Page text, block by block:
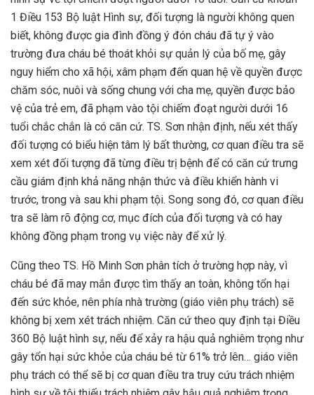
1 Điều 153 Bộ luật Hình sự, đối tượng là người không quen
biết, không được gia đình đồng ý đón cháu đã tự ý vào
trường đưa cháu bé thoát khỏi sự quản lý của bố mẹ, gây
nguy hiểm cho xã hội, xâm phạm đến quan hệ về quyền được
chăm sóc, nuôi và sống chung với cha mẹ, quyền được bảo
vệ của trẻ em, đã phạm vào tội chiếm đoạt người dưới 16
tuổi chắc chắn là có căn cứ. TS. Sơn nhận định, nếu xét thấy
đối tượng có biểu hiện tâm lý bất thường, cơ quan điều tra sẽ
xem xét đối tượng đã từng điều trị bệnh để có căn cứ trưng
cầu giám định khả năng nhận thức và điều khiển hành vi
trước, trong và sau khi phạm tội. Song song đó, cơ quan điều
tra sẽ làm rõ động cơ, mục đích của đối tượng và có hay
không đồng phạm trong vụ việc này để xử lý.
Cũng theo TS. Hồ Minh Sơn phân tích ở trường hợp này, vì
cháu bé đã may mắn được tìm thấy an toàn, không tổn hại
đến sức khỏe, nên phía nhà trường (giáo viên phụ trách) sẽ
không bị xem xét trách nhiệm. Căn cứ theo quy định tại Điều
360 Bộ luật hình sự, nếu để xảy ra hậu quả nghiêm trọng như
gây tổn hại sức khỏe của cháu bé từ 61% trở lên… giáo viên
phụ trách có thể sẽ bị cơ quan điều tra truy cứu trách nhiệm